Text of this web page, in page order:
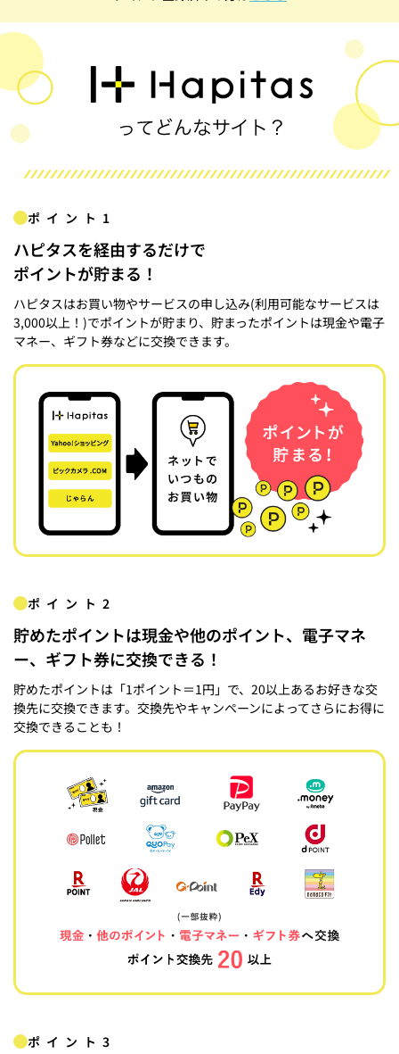
ポイント1
ハピタスを経由するだけで
ポイントが貯まる！
ハピタスはお買い物やサービスの申し込み(利用可能なサービスは
3,000以上！)でポイントが貯まり、貯まったポイントは現金や電子
マネー、ギフト券などに交換できます。
ポイント2
貯めたポイントは現金や他のポイント、電子マネ
ー、ギフト券に交換できる！
貯めたポイントは「1ポイント＝1円」で、20以上あるお好きな交
換先に交換できます。交換先やキャンペーンによってさらにお得に
交換できることも！
ポイント3